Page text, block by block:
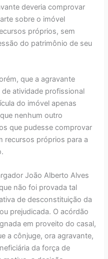
deveria comprovar
sobre o imóvel
próprios, sem
do patrimônio de seu
que a agravante
atividade profissional
do imóvel apenas
nenhum outro
que pudesse comprovar
recursos próprios para a
João Alberto Alves
não foi provada tal
de desconstituição da
prejudicada. O acórdão
em proveito do casal,
a cônjuge, ora agravante,
da força de